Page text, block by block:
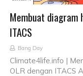
Membuat diagram
ITACS
Bang Day
Climate4life.info |
OLR dengan ITACS